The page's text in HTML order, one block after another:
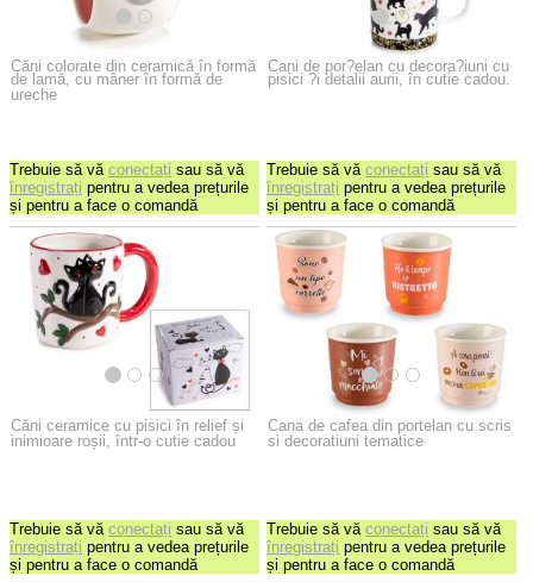
Căni colorate din ceramică în formă
de lamă, cu mâner în formă de
ureche
Trebuie să vă conectați sau să vă
înregistrați pentru a vedea prețurile
și pentru a face o comandă
Cani de por?elan cu decora?iuni cu
pisici ?i detalii aurii, în cutie cadou.
Trebuie să văconectați sau să vă
înregistrați pentru a vedea prețurile
și pentru a face o comandă
Căni ceramice cu pisici în relief și
inimioare roșii, într-o cutie cadou
Trebuie să vă conectați sau să vă
înregistrați pentru a vedea prețurile
și pentru a face o comandă
Cana de cafea din portelan cu scris
si decoratiuni tematice
Trebuie să văconectați sau să vă
înregistrați pentru a vedea prețurile
și pentru a face o comandă